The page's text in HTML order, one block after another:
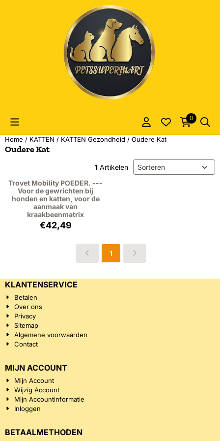
Cookievoorkeuren zijn momenteel gesloten.
0
Home / KATTEN / KATTEN Gezondheid / Oudere Kat
Oudere Kat
1 Artikelen Sorteermethode
Trovet Mobility POEDER. ---
Voor de gewrichten bij
honden en katten, voor de
aanmaak van
kraakbeenmatrix
Prijs: 42,49, exclusief btw: 35,12
€42,49
1
KLANTENSERVICE
Betalen
Over ons
Privacy
Sitemap
Algemene voorwaarden
Contact
MIJN ACCOUNT
Mijn Account
Wijzig Account
Mijn Accountinformatie
Inloggen
BETAALMETHODEN